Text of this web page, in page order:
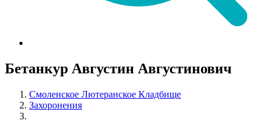
Бетанкур Августин Августинович
Смоленское Лютеранское Кладбище
Захоронения